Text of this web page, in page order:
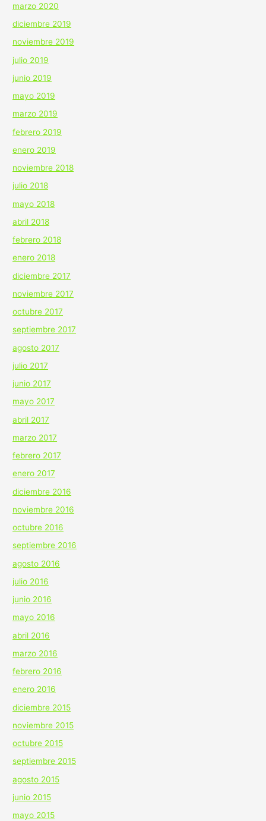
marzo 2020
diciembre 2019
noviembre 2019
julio 2019
junio 2019
mayo 2019
marzo 2019
febrero 2019
enero 2019
noviembre 2018
julio 2018
mayo 2018
abril 2018
febrero 2018
enero 2018
diciembre 2017
noviembre 2017
octubre 2017
septiembre 2017
agosto 2017
julio 2017
junio 2017
mayo 2017
abril 2017
marzo 2017
febrero 2017
enero 2017
diciembre 2016
noviembre 2016
octubre 2016
septiembre 2016
agosto 2016
julio 2016
junio 2016
mayo 2016
abril 2016
marzo 2016
febrero 2016
enero 2016
diciembre 2015
noviembre 2015
octubre 2015
septiembre 2015
agosto 2015
junio 2015
mayo 2015